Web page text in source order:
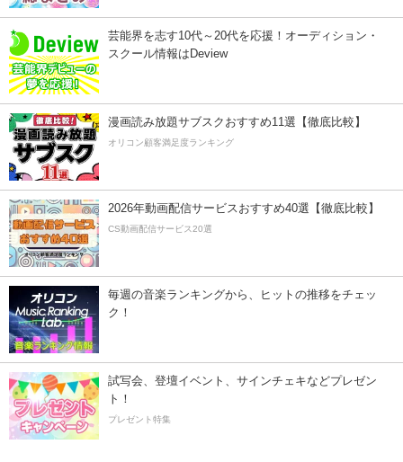
芸能界を志す10代～20代を応援！オーディション・
スクール情報はDeview
漫画読み放題サブスクおすすめ11選【徹底比較】
オリコン顧客満足度ランキング
2026年動画配信サービスおすすめ40選【徹底比較】
CS動画配信サービス20選
毎週の音楽ランキングから、ヒットの推移をチェッ
ク！
試写会、登壇イベント、サインチェキなどプレゼン
ト！
プレゼント特集